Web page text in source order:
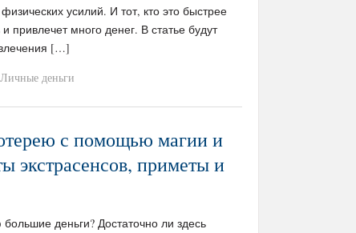
усилий. И тот, кто это быстрее
привлечет много денег. В статье будут
[…]
Личные деньги
с помощью магии и
экстрасенсов, приметы и
деньги? Достаточно ли здесь